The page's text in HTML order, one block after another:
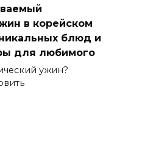
в корейском
блюд и
для любимого
ужин?